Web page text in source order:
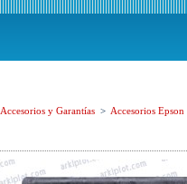
Accesorios y Garantías > Accesorios Epson